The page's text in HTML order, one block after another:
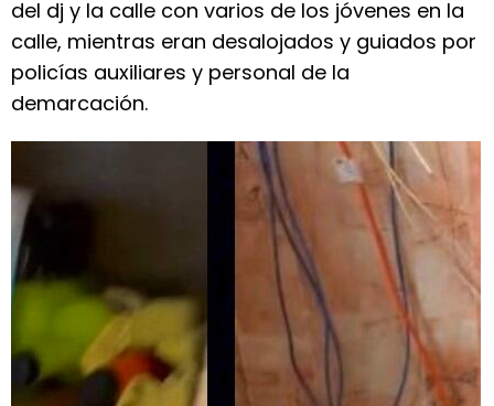
del dj y la calle con varios de los jóvenes en la
calle, mientras eran desalojados y guiados por
policías auxiliares y personal de la
demarcación.